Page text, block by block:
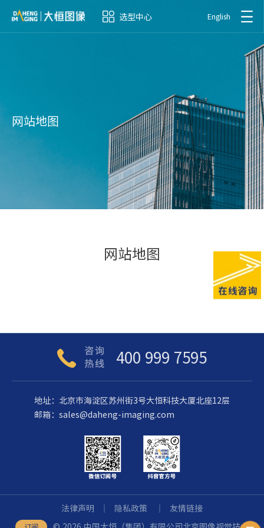
选型中心 English
网站地图
网站地图
400 999 7595
地址：北京市海淀区苏州街3号大恒科技大厦北座12层
邮箱： sales@daheng-imaging.com
法律声明 ｜ 隐私政策 ｜ 友情链接